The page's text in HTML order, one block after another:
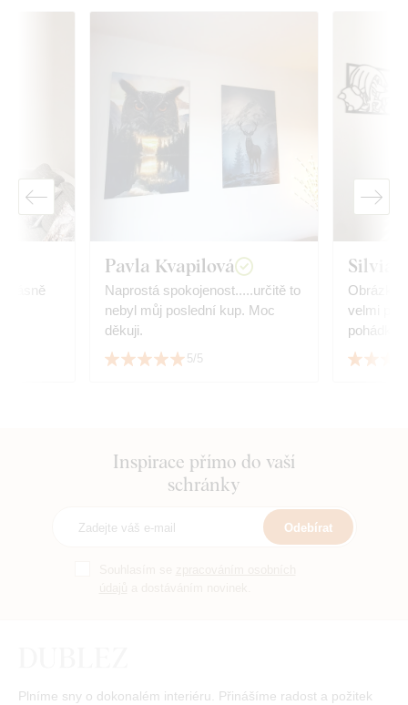
Pavla Kvapilová
Naprostá spokojenost.....určitě to
nebyl můj poslední kup. Moc
děkuji.
5/5
Silvia
Obrázky
velmi
pohádka.
Inspirace přímo do vaší
schránky
Odebírat
Plníme sny o dokonalém interiéru. Přinášíme radost a požitek